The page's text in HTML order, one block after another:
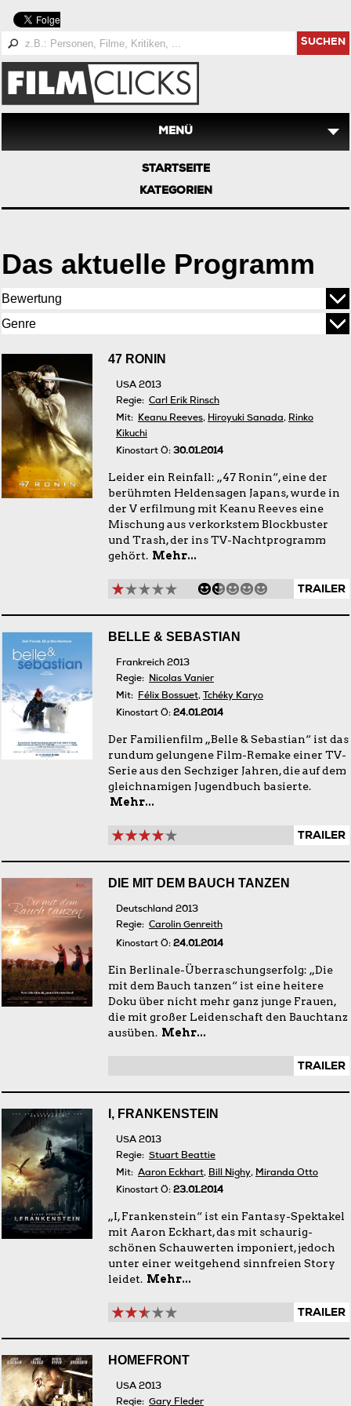
SUCHEN
MENÜ
STARTSEITE
KATEGORIEN
Das aktuelle Programm
47 RONIN
USA 2013
Regie: Carl Erik Rinsch
Mit: Keanu Reeves, Hiroyuki Sanada, Rinko
Kikuchi
Kinostart Ö: 30.01.2014
Leider ein Reinfall: „47 Ronin“, eine der
berühmten Heldensagen Japans, wurde in
der V erfilmung mit Keanu Reeves eine
Mischung aus verkorkstem Blockbuster
und Trash, der ins TV-Nachtprogramm
gehört. Mehr...
TRAILER
BELLE & SEBASTIAN
Frankreich 2013
Regie: Nicolas Vanier
Mit: Félix Bossuet, Tchéky Karyo
Kinostart Ö: 24.01.2014
Der Familienfilm „Belle & Sebastian“ ist das
rundum gelungene Film-Remake einer TV-
Serie aus den Sechziger Jahren, die auf dem
gleichnamigen Jugendbuch basierte.
Mehr...
TRAILER
DIE MIT DEM BAUCH TANZEN
Deutschland 2013
Regie: Carolin Genreith
Kinostart Ö: 24.01.2014
Ein Berlinale-Überraschungserfolg: „Die
mit dem Bauch tanzen“ ist eine heitere
Doku über nicht mehr ganz junge Frauen,
die mit großer Leidenschaft den Bauchtanz
ausüben. Mehr...
TRAILER
I, FRANKENSTEIN
USA 2013
Regie: Stuart Beattie
Mit: Aaron Eckhart, Bill Nighy, Miranda Otto
Kinostart Ö: 23.01.2014
„I, Frankenstein“ ist ein Fantasy-Spektakel
mit Aaron Eckhart, das mit schaurig-
schönen Schauwerten imponiert, jedoch
unter einer weitgehend sinnfreien Story
leidet. Mehr...
TRAILER
HOMEFRONT
USA 2013
Regie: Gary Fleder